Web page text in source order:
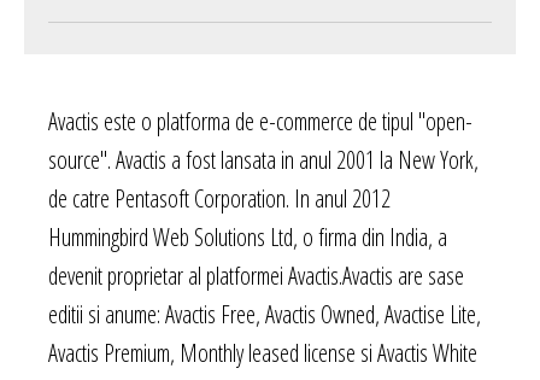
Avactis este o platforma de e-commerce de tipul "open-
source". Avactis a fost lansata in anul 2001 la New York,
de catre Pentasoft Corporation. In anul 2012
Hummingbird Web Solutions Ltd, o firma din India, a
devenit proprietar al platformei Avactis.Avactis are sase
editii si anume: Avactis Free, Avactis Owned, Avactise Lite,
Avactis Premium, Monthly leased license si Avactis White